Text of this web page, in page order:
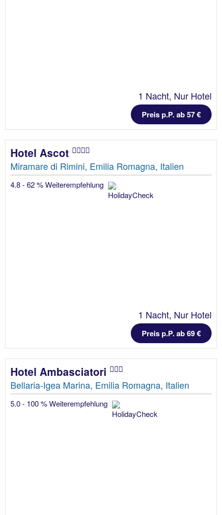
1 Nacht, Nur Hotel
Preis p.P. ab 57 €
Hotel Ascot
Miramare di Rimini, Emilia Romagna, Italien
4.8 - 62 % Weiterempfehlung
1 Nacht, Nur Hotel
Preis p.P. ab 69 €
Hotel Ambasciatori
Bellaria-Igea Marina, Emilia Romagna, Italien
5.0 - 100 % Weiterempfehlung